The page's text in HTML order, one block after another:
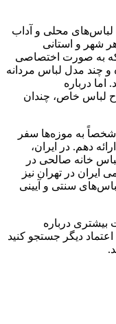
لباس‌های محلی و آداب
شهر و استانی
که به صورت اختصاصی
چند مدل لباس مردانه
اما درباره
لباس خاص، چندان
به موزه‌ها سفر
دهم. در ایران،
خانه صالحی در
ایران در تهران نیز
سنتی و آیینی
بیشتری درباره
دیگر جستجو کنید